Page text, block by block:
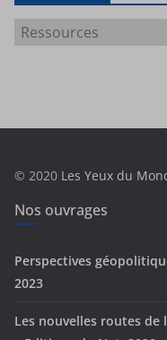
a
e
s
© 2020 Les Yeux du
Nos ouvrages
Perspectives
2023
Les nouvelles routes de